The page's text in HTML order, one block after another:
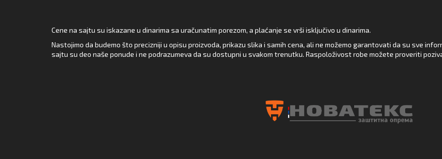
Cene na sajtu su iskazane u dinarima sa uračunatim porezom, a plaćanje se vrši isključivo u dinarima.
Nastojimo da budemo što precizniji u opisu proizvoda, prikazu slika i samih cena, ali ne možemo garantovati da su sve
sajtu su deo naše ponude i ne podrazumeva da su dostupni u svakom trenutku. Raspoloživost robe možete proveriti